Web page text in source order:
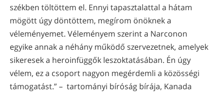
székben töltöttem el. Ennyi tapasztalattal a hátam
mögött úgy döntöttem, megírom önöknek a
véleményemet. Véleményem szerint a Narconon
egyike annak a néhány működő szervezetnek, amelyek
sikeresek a heroinfüggők leszoktatásában. Én úgy
vélem, ez a csoport nagyon megérdemli a közösségi
támogatást.” – tartományi bíróság bírája, Kanada